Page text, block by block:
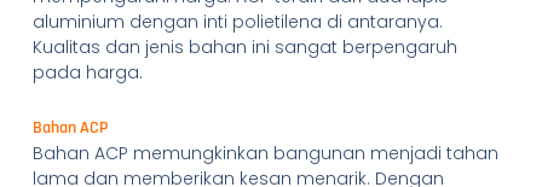
aluminium dengan inti polietilena di antaranya.
Kualitas dan jenis bahan ini sangat berpengaruh
pada harga.
Bahan ACP
Bahan ACP memungkinkan bangunan menjadi tahan
lama dan memberikan kesan menarik. Dengan